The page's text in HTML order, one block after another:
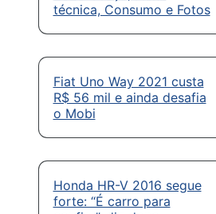
técnica, Consumo e Fotos
Fiat Uno Way 2021 custa
R$ 56 mil e ainda desafia
o Mobi
Honda HR-V 2016 segue
forte: “É carro para